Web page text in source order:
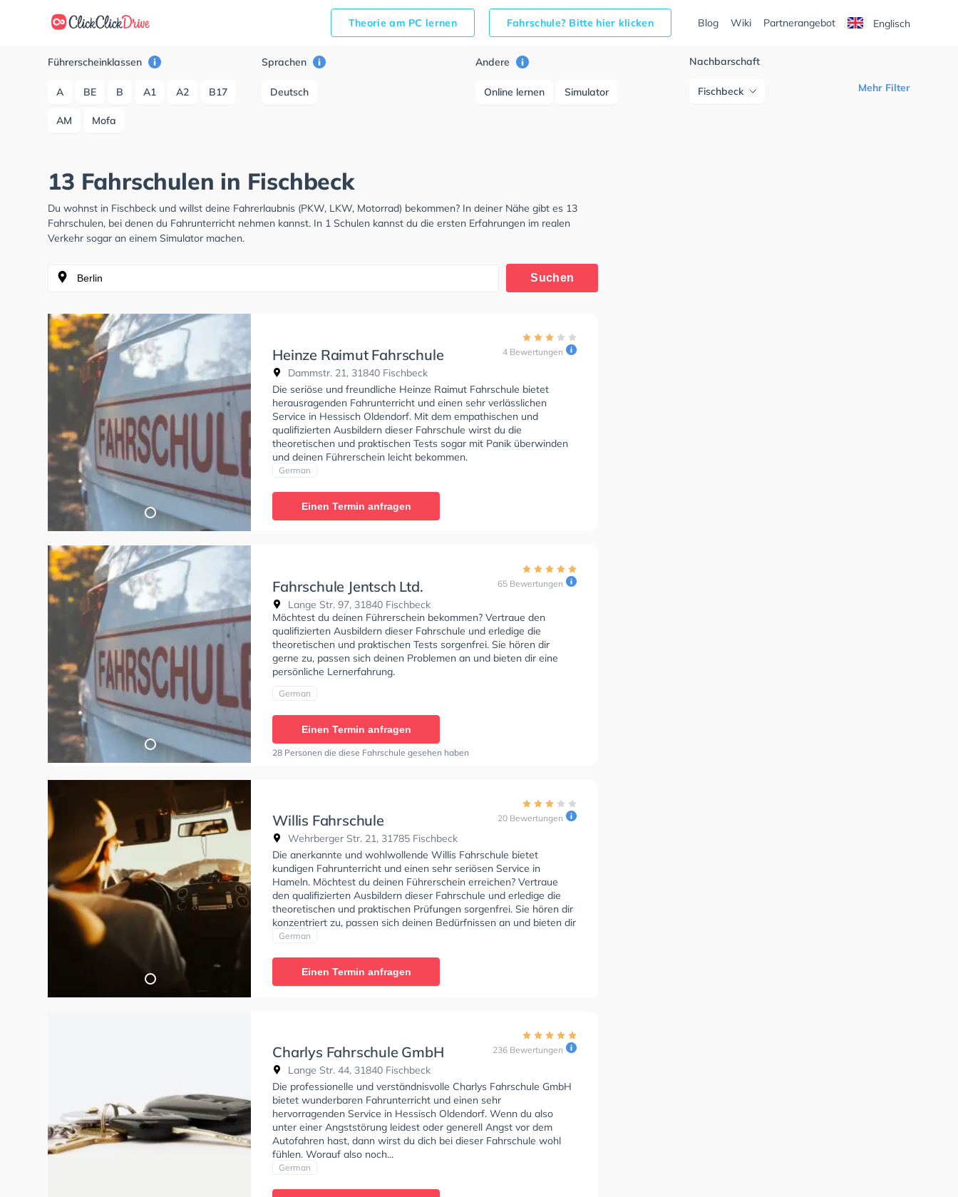
Theorie am PC lernen Fahrschule? Bitte hier klicken Blog Wiki Partnerangebot Englisch
Führerscheinklassen
A BE B A1 A2 B17
AM Mofa
Sprachen
Deutsch
Andere
Online lernen Simulator
Nachbarschaft
Fischbeck Mehr Filter
13 Fahrschulen in Fischbeck
Du wohnst in Fischbeck und willst deine Fahrerlaubnis (PKW, LKW, Motorrad) bekommen? In deiner Nähe gibt es 13
Fahrschulen, bei denen du Fahrunterricht nehmen kannst. In 1 Schulen kannst du die ersten Erfahrungen im realen
Verkehr sogar an einem Simulator machen.
Suchen
Heinze Raimut Fahrschule
Dammstr. 21, 31840 Fischbeck
4 Bewertungen
Die seriöse und freundliche Heinze Raimut Fahrschule bietet
herausragenden Fahrunterricht und einen sehr verlässlichen
Service in Hessisch Oldendorf. Mit dem empathischen und
qualifizierten Ausbildern dieser Fahrschule wirst du die
theoretischen und praktischen Tests sogar mit Panik überwinden
und deinen Führerschein leicht bekommen.
German
Einen Termin anfragen
Fahrschule Jentsch Ltd.
Lange Str. 97, 31840 Fischbeck
65 Bewertungen
Möchtest du deinen Führerschein bekommen? Vertraue den
qualifizierten Ausbildern dieser Fahrschule und erledige die
theoretischen und praktischen Tests sorgenfrei. Sie hören dir
gerne zu, passen sich deinen Problemen an und bieten dir eine
persönliche Lernerfahrung.
German
Einen Termin anfragen
28 Personen die diese Fahrschule gesehen haben
Willis Fahrschule
Wehrberger Str. 21, 31785 Fischbeck
20 Bewertungen
Die anerkannte und wohlwollende Willis Fahrschule bietet
kundigen Fahrunterricht und einen sehr seriösen Service in
Hameln. Möchtest du deinen Führerschein erreichen? Vertraue
den qualifizierten Ausbildern dieser Fahrschule und erledige die
theoretischen und praktischen Prüfungen sorgenfrei. Sie hören dir
konzentriert zu, passen sich deinen Bedürfnissen an und bieten dir
eine persönliche Lernerfahrung. Wir empfehlen dir auch online-
theoretische Prüfung. In der Willis Fahrschule Sie können einen
Termin online anfragen.
German
Einen Termin anfragen
Charlys Fahrschule GmbH
Lange Str. 44, 31840 Fischbeck
236 Bewertungen
Die professionelle und verständnisvolle Charlys Fahrschule GmbH
bietet wunderbaren Fahrunterricht und einen sehr
hervorragenden Service in Hessisch Oldendorf. Wenn du also
unter einer Angststörung leidest oder generell Angst vor dem
Autofahren hast, dann wirst du dich bei dieser Fahrschule wohl
fühlen. Worauf also noch...
German